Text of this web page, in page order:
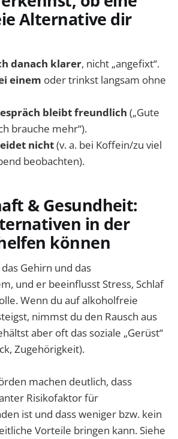
Alternative dir
danach klarer, nicht „angefixt“.
einem oder trinkst langsam ohne
bleibt freundlich („Gute
brauche mehr“).
nicht(v. a. bei Koffein/zu viel
beobachten).
& Gesundheit:
in der
können
Gehirn und das
und er beeinflusst Stress, Schlaf
Wenn du auf alkoholfreie
nimmst du den Rausch aus
aber oft das soziale „Gerüst“
Zugehörigkeit).
machen deutlich, dass
Risikofaktor für
ist und dass weniger bzw. kein
Vorteile bringen kann. Siehe